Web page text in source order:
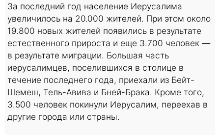
За последний год население Иерусалима
увеличилось на 20.000 жителей. При этом около
19.800 новых жителей появились в результате
естественного прироста и еще 3.700 человек —
в результате миграции. Большая часть
иерусалимцев, поселившихся в столице в
течение последнего года, приехали из Бейт-
Шемеш, Тель-Авива и Бней-Брака. Кроме того,
3.500 человек покинули Иерусалим, переехав в
другие города или страны.